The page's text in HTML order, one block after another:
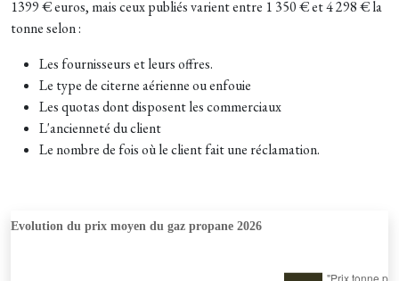
1399 € euros, mais ceux publiés varient entre 1 350 € et 4 298 € la
tonne selon :
Les fournisseurs et leurs offres.
Le type de citerne aérienne ou enfouie
Les quotas dont disposent les commerciaux
L'ancienneté du client
Le nombre de fois où le client fait une réclamation.